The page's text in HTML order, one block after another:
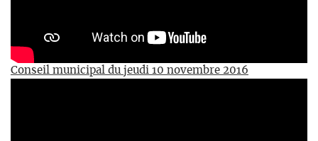
Conseil municipal du jeudi 10 novembre 2016